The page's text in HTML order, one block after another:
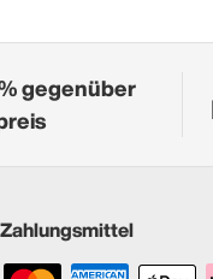
gegenüber
Zahlungsmittel